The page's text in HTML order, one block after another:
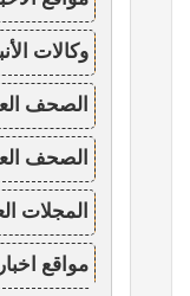
وكالات
الصحف
الصحف
المجلات
مواقع